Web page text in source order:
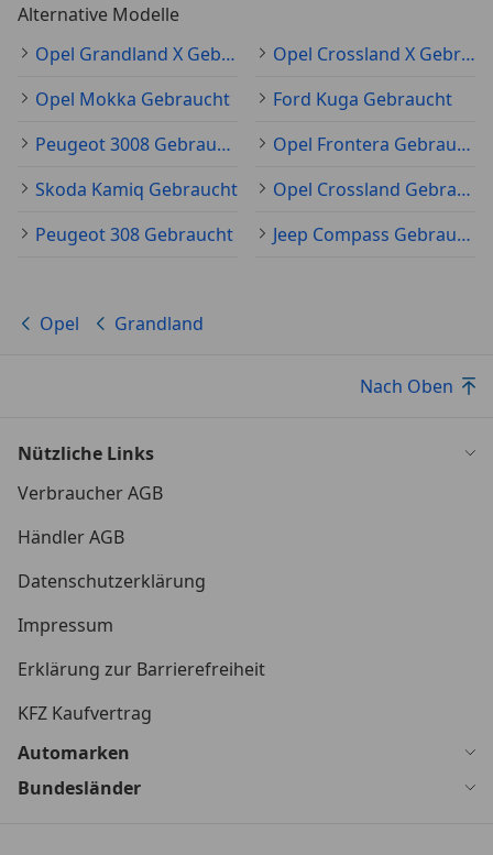
Alternative Modelle
Opel Grandland X Gebraucht
Opel Crossland X Gebraucht
Opel Mokka Gebraucht
Ford Kuga Gebraucht
Peugeot 3008 Gebraucht
Opel Frontera Gebraucht
Skoda Kamiq Gebraucht
Opel Crossland Gebraucht
Peugeot 308 Gebraucht
Jeep Compass Gebraucht
Opel Grandland
Nach Oben
Nützliche Links
Verbraucher AGB
Händler AGB
Datenschutzerklärung
Impressum
Erklärung zur Barrierefreiheit
KFZ Kaufvertrag
Automarken
Bundesländer